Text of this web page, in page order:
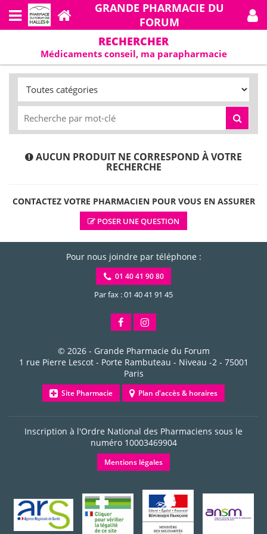
GRANDE PHARMACIE DU
FORUM
RECHERCHER
Médicaments conseil, ma parapharmacie
AUCUN PRODUIT NE CORRESPOND À VOTRE
RECHERCHE
CONTACTEZ VOTRE PHARMACIEN POUR VOUS EN ASSURER
POSER UNE QUESTION
Pour nous joindre par téléphone :
01 40 41 90 80
Par fax : 01 40 41 91 45
© 2026 - Grande Pharmacie du Forum
1 rue Pierre Lescot - Porte Rambuteau - Niveau -2 - 75001
Paris
Site Pharmacie Plan d'accès & horaires
Inscription à l'Ordre National des Pharmaciens sous le
numéro 10003469904
Mentions légales